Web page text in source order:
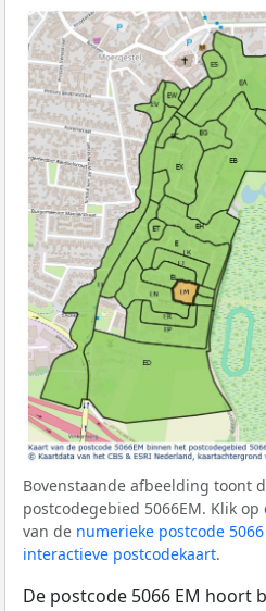
Bovenstaande afbeelding toont
postcodegebied 5066EM. Klik
van de numerieke postcode 5066
interactieve postcodekaart.
De postcode 5066 EM hoort